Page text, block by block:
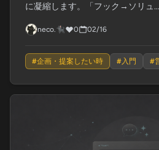
に凝縮します。「フック→ソリュ...
neco.🐈‍⬛ 0 02/16
#企画・提案したい時 # 入門 #